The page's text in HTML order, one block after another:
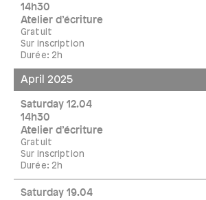
14h30
Atelier d’écriture
Gratuit
Sur inscription
Durée: 2h
April 2025
Saturday 12.04
14h30
Atelier d’écriture
Gratuit
Sur inscription
Durée: 2h
Saturday 19.04